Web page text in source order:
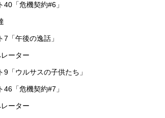
40「危機契約#6」
7「午後の逸話」
ーター
9「ウルサスの子供たち」
46「危機契約#7」
ーター